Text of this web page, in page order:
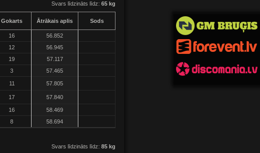
Svars līdzināts līdz: 65 kg
Gokarts Ātrākais aplis Sods
16
56.852
12
56.945
19
57.117
3 57.465
11 57.805
17 57.840
16
58.469
8 58.694
Svars līdzināts līdz: 85 kg